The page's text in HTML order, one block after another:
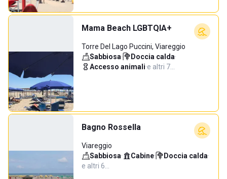
Mama Beach LGBTQIA+
Torre Del Lago Puccini, Viareggio
Sabbiosa· Doccia calda·
Accesso animali·e altri 7…
Bagno Rossella
Viareggio
Sabbiosa· Cabine· Doccia calda·
e altri 6…